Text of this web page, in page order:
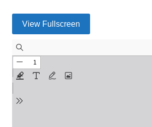
View Fullscreen